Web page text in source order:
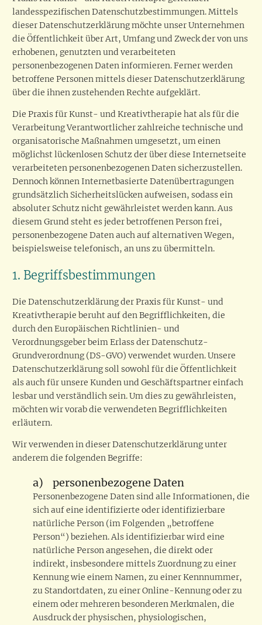
landesspezifischen Datenschutzbestimmungen. Mittels
dieser Datenschutzerklärung möchte unser Unternehmen
die Öffentlichkeit über Art, Umfang und Zweck der von uns
erhobenen, genutzten und verarbeiteten
personenbezogenen Daten informieren. Ferner werden
betroffene Personen mittels dieser Datenschutzerklärung
über die ihnen zustehenden Rechte aufgeklärt.
Die Praxis für Kunst- und Kreativtherapie hat als für die
Verarbeitung Verantwortlicher zahlreiche technische und
organisatorische Maßnahmen umgesetzt, um einen
möglichst lückenlosen Schutz der über diese Internetseite
verarbeiteten personenbezogenen Daten sicherzustellen.
Dennoch können Internetbasierte Datenübertragungen
grundsätzlich Sicherheitslücken aufweisen, sodass ein
absoluter Schutz nicht gewährleistet werden kann. Aus
diesem Grund steht es jeder betroffenen Person frei,
personenbezogene Daten auch auf alternativen Wegen,
beispielsweise telefonisch, an uns zu übermitteln.
1. Begriffsbestimmungen
Die Datenschutzerklärung der Praxis für Kunst- und
Kreativtherapie beruht auf den Begrifflichkeiten, die
durch den Europäischen Richtlinien- und
Verordnungsgeber beim Erlass der Datenschutz-
Grundverordnung (DS-GVO) verwendet wurden. Unsere
Datenschutzerklärung soll sowohl für die Öffentlichkeit
als auch für unsere Kunden und Geschäftspartner einfach
lesbar und verständlich sein. Um dies zu gewährleisten,
möchten wir vorab die verwendeten Begrifflichkeiten
erläutern.
Wir verwenden in dieser Datenschutzerklärung unter
anderem die folgenden Begriffe:
a) personenbezogene Daten
Personenbezogene Daten sind alle Informationen, die
sich auf eine identifizierte oder identifizierbare
natürliche Person (im Folgenden „betroffene
Person“) beziehen. Als identifizierbar wird eine
natürliche Person angesehen, die direkt oder
indirekt, insbesondere mittels Zuordnung zu einer
Kennung wie einem Namen, zu einer Kennnummer,
zu Standortdaten, zu einer Online-Kennung oder zu
einem oder mehreren besonderen Merkmalen, die
Ausdruck der physischen, physiologischen,